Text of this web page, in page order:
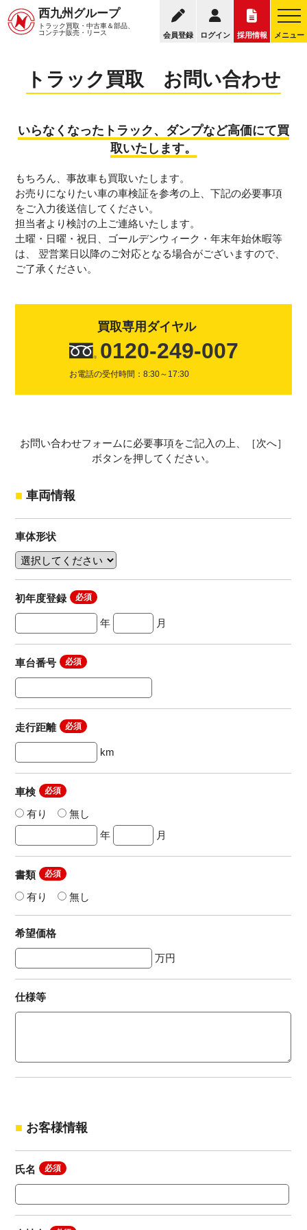
西九州グループ
トラック買取・中古車＆部品、
コンテナ販売・リース
会員登録 ログイン 採用情報 メニュー
トラック買取 トラック買取の流れ 0120-249-
お電話の受付時間：8:30～
トラック買取 お問い合わせ
いらなくなったトラック、ダンプなど高価にて買
取いたします。
もちろん、事故車も買取いたします。
お売りになりたい車の車検証を参考の上、下記の必要事項
をご入力後送信してください。
担当者より検討の上ご連絡いたします。
土曜・日曜・祝日、ゴールデンウィーク・年末年始休暇等
は、 翌営業日以降のご対応となる場合がございますので、
ご了承ください。
買取専用ダイヤル
0120-249-007
お電話の受付時間：8:30～17:30
お問い合わせフォームに必要事項をご記入の上、［次へ］
ボタンを押してください。
車両情報
車体形状
初年度登録
年 月
車台番号
走行距離
km
車検
有り
無し
年
月
書類
有り
無し
希望価格
万円
仕様等
お客様情報
氏名